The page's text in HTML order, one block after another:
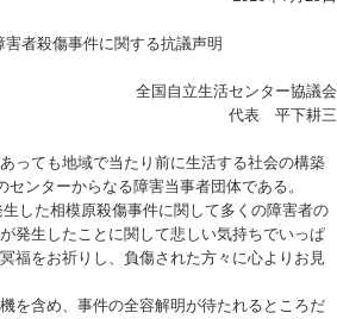
者殺傷事件に関する抗議声明
全国自立生活センター協議会
代表 平下耕三
っても地域で当たり前に生活する社会の構築
ンターからなる障害当事者団体である。
した相模原殺傷事件に関して多くの障害者の
発生したことに関して悲しい気持ちでいっぱ
福をお祈りし、負傷された方々に心よりお見
を含め、事件の全容解明が待たれるところだ